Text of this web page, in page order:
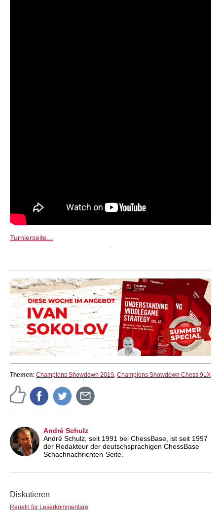
Turnierseite...
Themen: Champions Showdown 2019 Champions Showdown Chess 9LX
André Schulz
André Schulz, seit 1991 bei ChessBase, ist seit 1997
der Redakteur der deutschsprachigen ChessBase
Schachnachrichten-Seite.
Diskutieren
Regeln für Leserkommentare